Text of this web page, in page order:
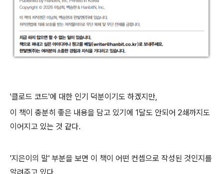
'클로드 코드'에 대한 인기 덕분이기도 하겠지만,
이 책이 충분히 좋은 내용을 담고 있기에 1달도 안되어 2쇄까지도
이어지고 있는 것 같다.
'지은이의 말' 부분을 보면 이 책이 어떤 컨셉으로 작성된 것인지를